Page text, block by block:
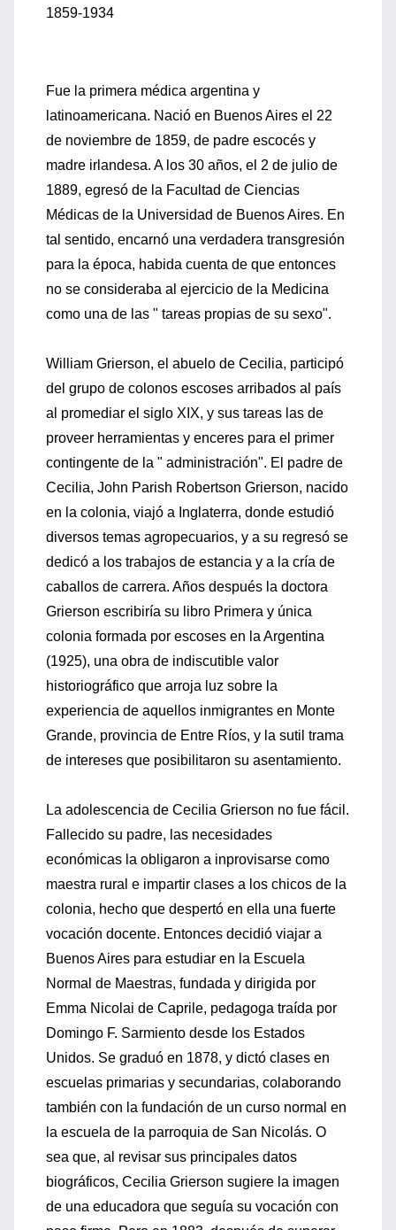
1859-1934
Fue la primera médica argentina y
latinoamericana. Nació en Buenos Aires el 22
de noviembre de 1859, de padre escocés y
madre irlandesa. A los 30 años, el 2 de julio de
1889, egresó de la Facultad de Ciencias
Médicas de la Universidad de Buenos Aires. En
tal sentido, encarnó una verdadera transgresión
para la época, habida cuenta de que entonces
no se consideraba al ejercicio de la Medicina
como una de las " tareas propias de su sexo".
William Grierson, el abuelo de Cecilia, participó
del grupo de colonos escoses arribados al país
al promediar el siglo XIX, y sus tareas las de
proveer herramientas y enceres para el primer
contingente de la " administración". El padre de
Cecilia, John Parish Robertson Grierson, nacido
en la colonia, viajó a Inglaterra, donde estudió
diversos temas agropecuarios, y a su regresó se
dedicó a los trabajos de estancia y a la cría de
caballos de carrera. Años después la doctora
Grierson escribiría su libro Primera y única
colonia formada por escoses en la Argentina
(1925), una obra de indiscutible valor
historiográfico que arroja luz sobre la
experiencia de aquellos inmigrantes en Monte
Grande, provincia de Entre Ríos, y la sutil trama
de intereses que posibilitaron su asentamiento.
La adolescencia de Cecilia Grierson no fue fácil.
Fallecido su padre, las necesidades
económicas la obligaron a inprovisarse como
maestra rural e impartir clases a los chicos de la
colonia, hecho que despertó en ella una fuerte
vocación docente. Entonces decidió viajar a
Buenos Aires para estudiar en la Escuela
Normal de Maestras, fundada y dirigida por
Emma Nicolai de Caprile, pedagoga traída por
Domingo F. Sarmiento desde los Estados
Unidos. Se graduó en 1878, y dictó clases en
escuelas primarias y secundarias, colaborando
también con la fundación de un curso normal en
la escuela de la parroquia de San Nicolás. O
sea que, al revisar sus principales datos
biográficos, Cecilia Grierson sugiere la imagen
de una educadora que seguía su vocación con